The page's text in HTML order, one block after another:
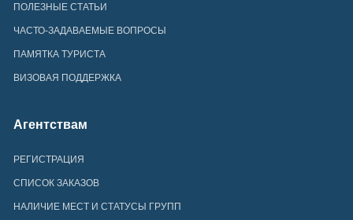
ПОЛЕЗНЫЕ СТАТЬИ
ЧАСТО-ЗАДАВАЕМЫЕ ВОПРОСЫ
ПАМЯТКА ТУРИСТА
ВИЗОВАЯ ПОДДЕРЖКА
Агентствам
РЕГИСТРАЦИЯ
СПИСОК ЗАКАЗОВ
НАЛИЧИЕ МЕСТ И СТАТУСЫ ГРУПП